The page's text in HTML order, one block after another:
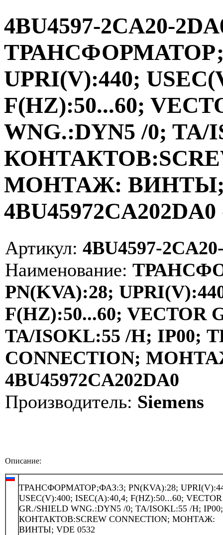
4BU4597-2CA20-
UPRI(V):440;
F(HZ):50...60;
WNG.:DYN5 /0;
МОНТАЖ: ВИНТЫ;
Артикул: 4BU4597-
Наименование:
PN(KVA):28;
F(HZ):50...60; VECTOR
TA/ISOKL:55 /H;
CONNECTION;
4BU45972CA202DA0
Производитель: Siemens
Описание:
ТРАНСФОРМАТОР;ФАЗ:3; PN(KVA):28;
USEC(V):400; ISEC(A):40,4; F(HZ):50...60; VECTOR
GR./SHIELD WNG.:DYN5 /0; TA/ISOKL:55 /H;
КОНТАКТОВ:SCREW CONNECTION; МОНТАЖ:
ВИНТЫ; VDE 0532